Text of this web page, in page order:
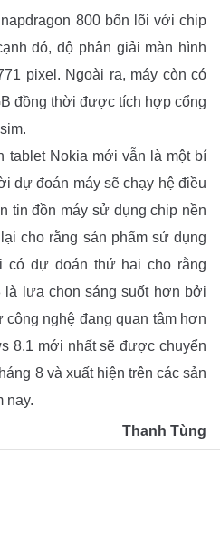
800 bốn lõi với chip
đó, độ phân giải màn hình
pixel. Ngoài ra, máy còn có
đồng thời được tích hợp cổng
tablet Nokia mới vẫn là một bí
dự đoán máy sẽ chạy hệ điều
tin đồn máy sử dụng chip nền
cho rằng sản phẩm sử dụng
có dự đoán thứ hai cho rằng
là lựa chọn sáng suốt hơn bởi
nghệ đang quan tâm hơn
8.1 mới nhất sẽ được chuyển
8 và xuất hiện trên các sản
nay.
Thanh Tùng